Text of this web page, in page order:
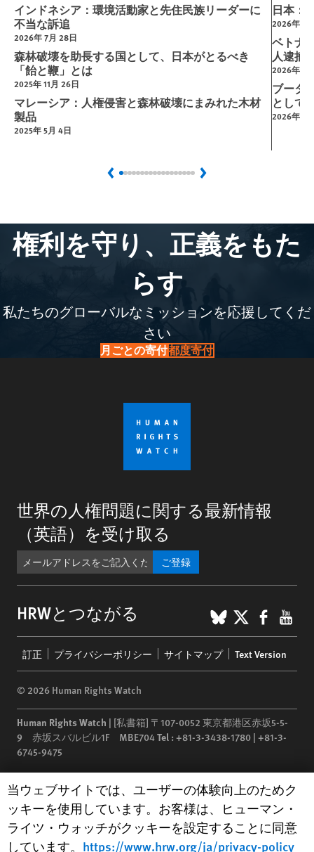
インドネシア：環境活動家と先住民族リーダーに
不当な訴追
2026年 7月 28日
森林破壊を助長する国として、日本がとるべき
「飴と鞭」とは
2025年 11月 26日
マレーシア：人権侵害と森林破壊にまみれた木材
製品
2025年 5月 4日
日本：
2026年 7
ベトナ
人逮捕
2026年 7
ブータ
として
2026年 6
Previous Next
権利を守り、正義をもた
らす
私たちのグローバルなミッションを応援してくだ
さい
月ごとの寄付都度寄付
世界の人権問題に関する最新情報
（英語）を受け取る
ご登録
HRWとつながる BlueSky
X
menu
訂正 プライバシーポリシー サイトマップ Text Version
© 2026 Human Rights Watch
Human Rights Watch | [私書箱] 〒107-0052 東京都港区赤坂5-5-
9 赤坂スバルビル1F MBE704Tel :+81-3-3438-1780 | +81-3-
6745-9475
Human Rights Watchis a 501(C)(3) nonprofit registered in the US
under EIN: 13-2875808
Human Rights Watch cookie preferences
当ウェブサイトでは、ユーザーの体験向上のためク
ッキーを使用しています。お客様は、ヒューマン・
ライツ・ウォッチがクッキーを設定することに同意
しています。 https://www.hrw.org/ja/privacy-policy